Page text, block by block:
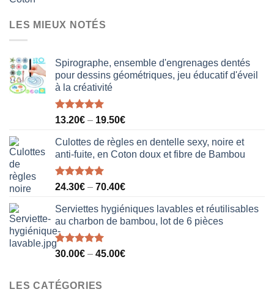
initial
était :
LES MIEUX NOTÉS
Spirographe, ensemble d'engrenages dentés
pour dessins géométriques, jeu éducatif d'éveil
à la créativité
Note5.00
13.20€ – 19.50€
Culottes de règles en dentelle sexy, noire et
anti-fuite, en Coton doux et fibre de Bambou
Note5.00
24.30€ – 70.40€
Serviettes hygiéniques lavables et réutilisables
au charbon de bambou, lot de 6 pièces
Note5.00
30.00€ – 45.00€
LES CATÉGORIES